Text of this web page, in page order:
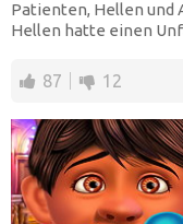
Patienten, Hellen und
Hellen hatte einen
87 12